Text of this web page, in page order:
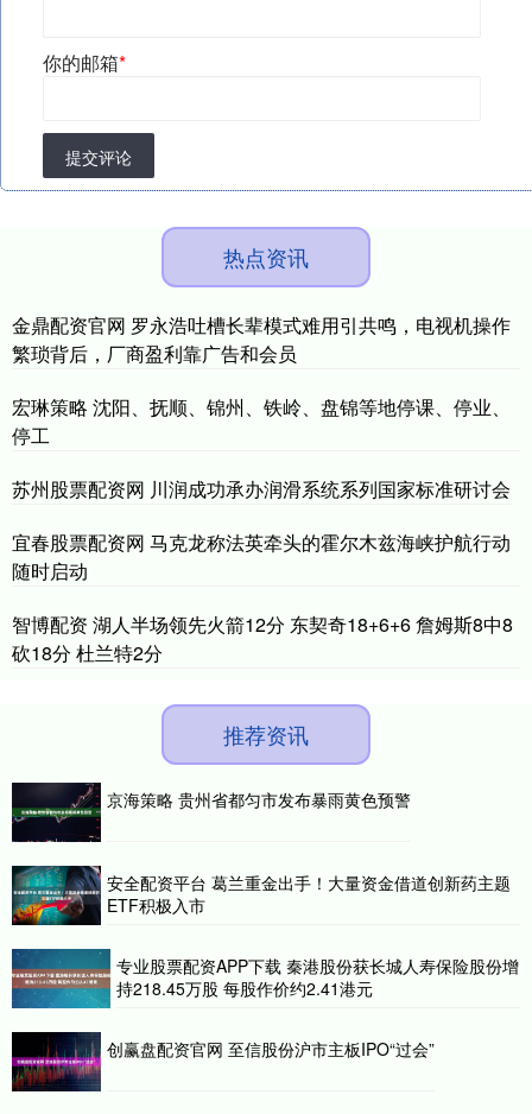
你的邮箱*
提交评论
热点资讯
金鼎配资官网 罗永浩吐槽长辈模式难用引共鸣，电视机操作
繁琐背后，厂商盈利靠广告和会员
宏琳策略 沈阳、抚顺、锦州、铁岭、盘锦等地停课、停业、
停工
苏州股票配资网 川润成功承办润滑系统系列国家标准研讨会
宜春股票配资网 马克龙称法英牵头的霍尔木兹海峡护航行动
随时启动
智博配资 湖人半场领先火箭12分 东契奇18+6+6 詹姆斯8中8
砍18分 杜兰特2分
推荐资讯
京海策略 贵州省都匀市发布暴雨黄色预警
安全配资平台 葛兰重金出手！大量资金借道创新药主题
ETF积极入市
专业股票配资APP下载 秦港股份获长城人寿保险股份增
持218.45万股 每股作价约2.41港元
创赢盘配资官网 至信股份沪市主板IPO“过会”